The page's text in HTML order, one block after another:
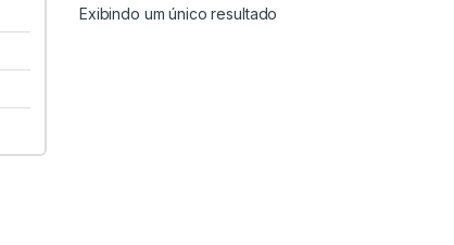
Exibindo um único resultado